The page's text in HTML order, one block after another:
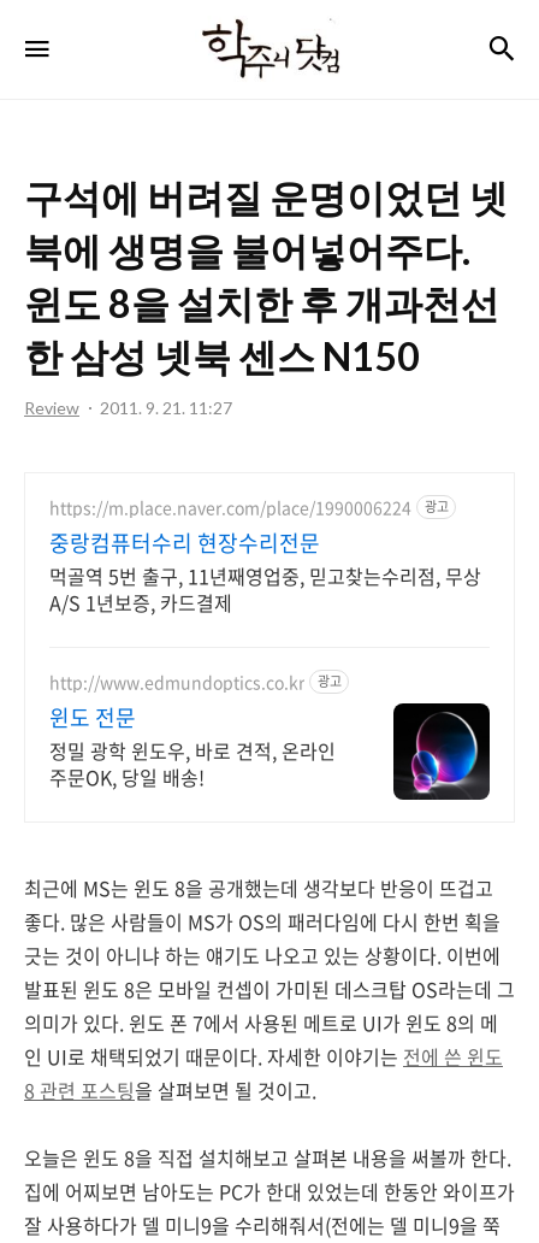
주
컴
구석에 버려질 운명이었던 넷
북에 생명을 불어넣어주다.
윈도 8을 설치한 후 개과천선
한 삼성 넷북 센스 N150
Review 2011. 9. 21. 11:27
https://m.place.naver.com/place/1990006224 광고
중랑컴퓨터수리 현장수리전문
먹골역 5번 출구, 11년째영업중, 믿고찾는수리점, 무상
A/S 1년보증, 카드결제
http://www.edmundoptics.co.kr 광고
윈도 전문
정밀 광학 윈도우, 바로 견적, 온라인
주문OK, 당일 배송!
최근에 MS는 윈도 8을 공개했는데 생각보다 반응이 뜨겁고
좋다. 많은 사람들이 MS가 OS의 패러다임에 다시 한번 획을
긋는 것이 아니냐 하는 얘기도 나오고 있는 상황이다. 이번에
발표된 윈도 8은 모바일 컨셉이 가미된 데스크탑 OS라는데 그
의미가 있다. 윈도 폰 7에서 사용된 메트로 UI가 윈도 8의 메
인 UI로 채택되었기 때문이다. 자세한 이야기는 전에 쓴 윈도
8 관련 포스팅을 살펴보면 될 것이고.
오늘은 윈도 8을 직접 설치해보고 살펴본 내용을 써볼까 한다.
집에 어찌보면 남아도는 PC가 한대 있었는데 한동안 와이프가
잘 사용하다가 델 미니9을 수리해줘서(전에는 델 미니9을 쭉